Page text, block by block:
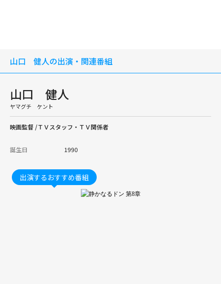
山口 健人の出演・関連番組
山口 健人
ヤマグチ ケント
映画監督 /ＴＶスタッフ・ＴＶ関係者
誕生日 1990
出演するおすすめ番組